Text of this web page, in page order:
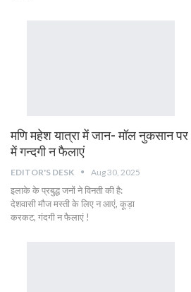
मणि महेश यात्रा में जान- मॉल नुकसान
में गन्दगी न फैलाएं
EDITOR'S DESK Aug 30, 2025
इलाके के प्रबुद्ध जनों ने विनती की है:
देशवासी मौज मस्ती के लिए न आएं, कूड़ा
करकट, गंदगी न फैलाएं !